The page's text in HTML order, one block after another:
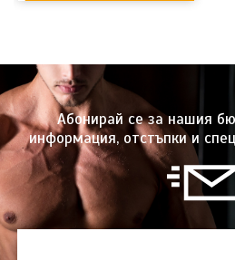
Абонирай се за нашия
информация, отстъпки и